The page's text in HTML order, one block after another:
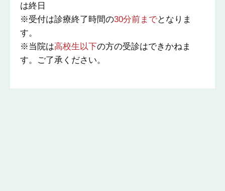
は終日
※受付は診療終了時間の30分前までとなりま
す。
※当院は高校生以下の方の受診はできかねま
す。ご了承ください。